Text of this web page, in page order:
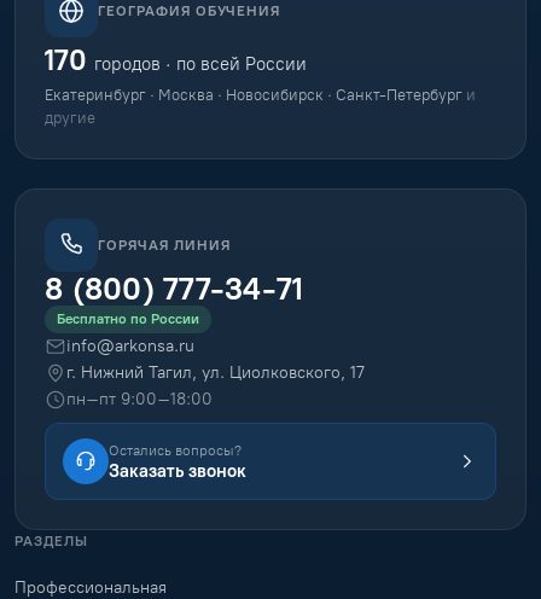
ГЕОГРАФИЯ ОБУЧЕНИЯ
170 городов · по всей России
Екатеринбург · Москва · Новосибирск · Санкт-Петербург и
другие
ГОРЯЧАЯ ЛИНИЯ
8 (800) 777-34-71
Бесплатно по России
info@arkonsa.ru
г. Нижний Тагил, ул. Циолковского, 17
пн–пт 9:00–18:00
Остались вопросы?
Заказать звонок
РАЗДЕЛЫ
Профессиональная